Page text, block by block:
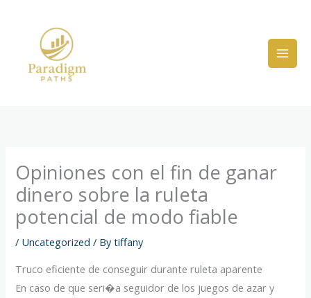
Opiniones con el fin de ganar
dinero sobre la ruleta
potencial de modo fiable
/ Uncategorized / Bytiffany
Truco eficiente de conseguir durante ruleta aparente
En caso de que seri�a seguidor de los juegos de azar y